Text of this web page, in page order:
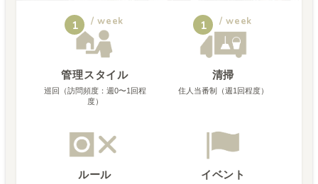
1 / week
管理スタイル
巡回（訪問頻度：週0〜1回程
度）
1 / week
清掃
住人当番制（週1回程度）
ルール イベント